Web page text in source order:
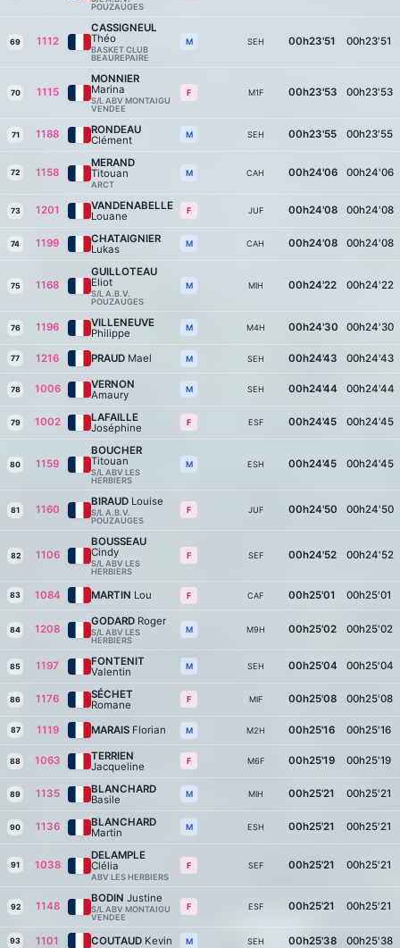
POUZAUGES
69 1112
CASSIGNEUL
Théo
BASKET CLUB
BEAUREPAIRE
M SEH 00h23'51 00h23'51
70 1115
MONNIER
Marina
S/L ABV MONTAIGU
VENDEE
F M1F 00h23'53 00h23'53
71 1188
RONDEAU
Clément
M SEH 00h23'55 00h23'55
72 1158
MERAND
Titouan
ARCT
M CAH 00h24'06 00h24'06
73 1201
VANDENABELLE
Louane
F JUF 00h24'08 00h24'08
74 1199
CHATAIGNIER
Lukas
M CAH 00h24'08 00h24'08
75 1168
GUILLOTEAU
Eliot
S/L A.B.V.
POUZAUGES
M MIH 00h24'22 00h24'22
76 1196
VILLENEUVE
Philippe
M M4H 00h24'30 00h24'30
77 1216 PRAUD Mael M SEH 00h24'43 00h24'43
78 1006
VERNON
Amaury
M SEH 00h24'44 00h24'44
79 1002
LAFAILLE
Joséphine
F ESF 00h24'45 00h24'45
80 1159
BOUCHER
Titouan
S/L ABV LES
HERBIERS
M ESH 00h24'45 00h24'45
81 1160
BIRAUD Louise
S/L A.B.V.
POUZAUGES
F JUF 00h24'50 00h24'50
82 1106
BOUSSEAU
Cindy
S/L ABV LES
HERBIERS
F SEF 00h24'52 00h24'52
83 1084 MARTIN Lou F CAF 00h25'01 00h25'01
84 1208
GODARD Roger
S/L ABV LES
HERBIERS
M M9H 00h25'02 00h25'02
85 1197
FONTENIT
Valentin
M SEH 00h25'04 00h25'04
86 1176
SÉCHET
Romane
F MIF 00h25'08 00h25'08
87 1119 MARAIS Florian M M2H 00h25'16 00h25'16
88 1063
TERRIEN
Jacqueline
F M6F 00h25'19 00h25'19
89 1135
BLANCHARD
Basile
M MIH 00h25'21 00h25'21
90 1136
BLANCHARD
Martin
M ESH 00h25'21 00h25'21
91 1038
DELAMPLE
Clélia
ABV LES HERBIERS
F SEF 00h25'21 00h25'21
92 1148
BODIN Justine
S/L ABV MONTAIGU
VENDEE
F ESF 00h25'21 00h25'21
93 1101 COUTAUD Kevin M SEH 00h25'38 00h25'38